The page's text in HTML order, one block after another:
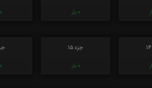
0 بار
0
جزء 15
0 بار
0